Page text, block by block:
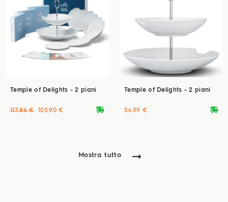
Temple of Delights - 2 piani
deliveryvan
117.86 € 105.90 €
Temple of Delights - 2 piani
deliveryvan
54.99 €
Mostra tutto